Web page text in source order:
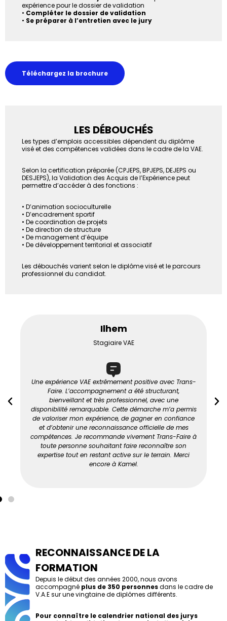
expérience pour le dossier de validation
• Compléter le dossier de validation
• Se préparer à l’entretien avec le jury
Téléchargez la brochure
LES DÉBOUCHÉS
Les types d’emplois accessibles dépendent du diplôme
visé et des compétences validées dans le cadre de la VAE.
Selon la certification préparée (CPJEPS, BPJEPS, DEJEPS ou
DESJEPS), la Validation des Acquis de l’Expérience peut
permettre d’accéder à des fonctions :
• D’animation socioculturelle
• D’encadrement sportif
• De coordination de projets
• De direction de structure
• De management d’équipe
• De développement territorial et associatif
Les débouchés varient selon le diplôme visé et le parcours
professionnel du candidat.
Ilhem
Stagiaire VAE
Une expérience VAE extrêmement positive avec Trans-
Faire. L’accompagnement a été structurant,
bienveillant et très professionnel, avec une
disponibilité remarquable. Cette démarche m’a permis
de valoriser mon expérience, de gagner en confiance
et d’obtenir une reconnaissance officielle de mes
compétences. Je recommande vivement Trans-Faire à
toute personne souhaitant faire reconnaître son
expertise tout en restant active sur le terrain. Merci
encore à Kamel.
RECONNAISSANCE DE LA
FORMATION
Depuis le début des années 2000, nous avons
accompagné plus de 350 personnesdans le cadre de
V.A.E sur une vingtaine de diplômes différents.
Pour connaître le calendrier national des jurys